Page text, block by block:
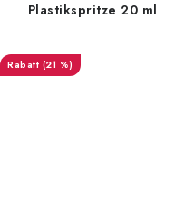
Plastikspritze 20 ml
(21 %)